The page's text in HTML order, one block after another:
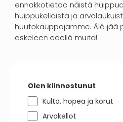
ennakkotietoa näistä
huippukelloista ja
huutokauppojamme. Älä jää
askeleen edellä muita!
Olen kiinnostunut
Kulta, hopea ja korut
Arvokellot